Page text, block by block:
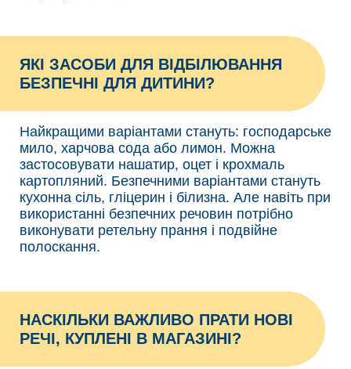
ЯКІ ЗАСОБИ ДЛЯ ВІДБІЛЮВАННЯ
БЕЗПЕЧНІ ДЛЯ ДИТИНИ?
Найкращими варіантами стануть: господарське
мило, харчова сода або лимон. Можна
застосовувати нашатир, оцет і крохмаль
картопляний. Безпечними варіантами стануть
кухонна сіль, гліцерин і білизна. Але навіть при
використанні безпечних речовин потрібно
виконувати ретельну прання і подвійне
полоскання.
НАСКІЛЬКИ ВАЖЛИВО ПРАТИ НОВІ
РЕЧІ, КУПЛЕНІ В МАГАЗИНІ?